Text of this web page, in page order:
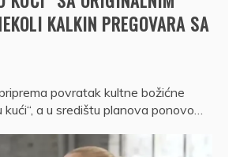
KALKIN PREGOVARA SA
povratak kultne božićne
a u središtu planova ponovo…